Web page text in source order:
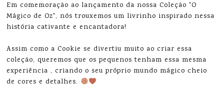
Em comemoração ao lançamento da nossa Coleção "O
Mágico de Oz", nós trouxemos um livrinho inspirado nessa
história cativante e encantadora!
Assim como a Cookie se divertiu muito ao criar essa
coleção, queremos que os pequenos tenham essa mesma
experiência , criando o seu próprio mundo mágico cheio
de cores e detalhes.